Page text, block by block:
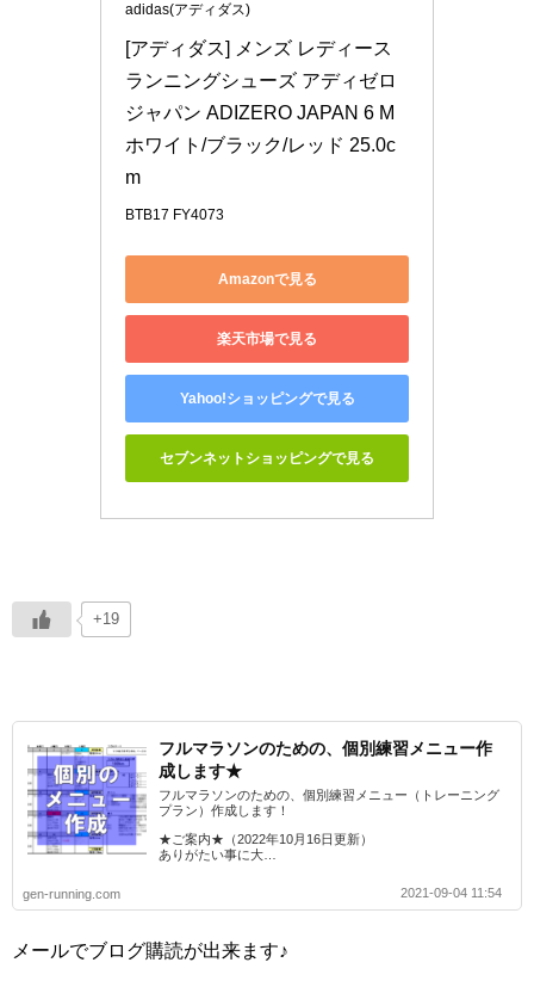
adidas(アディダス)
[アディダス] メンズ レディース
ランニングシューズ アディゼロ
ジャパン ADIZERO JAPAN 6 M
ホワイト/ブラック/レッド 25.0c
m
BTB17 FY4073
Amazonで見る
楽天市場で見る
Yahoo!ショッピングで見る
セブンネットショッピングで見る
+19
フルマラソンのための、個別練習メニュー作
成します★
フルマラソンのための、個別練習メニュー（トレーニング
プラン）作成します！
★ご案内★（2022年10月16日更新）
ありがたい事に大…
gen-running.com 2021-09-04 11:54
メールでブログ購読が出来ます♪